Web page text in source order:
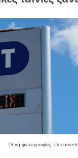
Πηγή φωτογραφίας: